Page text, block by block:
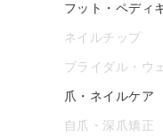
フット・ペディ
ネイルチップ
ブライダル・ウ
爪・ネイルケア
自爪・深爪矯正